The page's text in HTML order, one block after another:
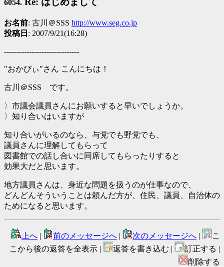
6054.
お名前: 古川＠SSS http://www.seg.co.jp
投稿日 : 2007/9/21(16:28)
------------------------------
"おかぴぃ"さん こんにちは！
古川＠SSS です。
〉市議会議員さんにお願いすると早いでしょうか。
〉知り合いはいますが
知り合いがいるのなら、与党でも野党でも、
議員さんに理解してもらって
図書館での話し合いに同席してもらったりすると
効果大だと思います。
地方議員さんは、身近な問題を扱うのが仕事なので、
どんどんそういうことは頼んだ方が、住民、議員、自治体の
ためになると思います。
上へ | 前のメッセージへ | 次のメッセージへ |
こ
こから後の返答を全表示 |
返答を書き込む |
訂正する |
削除する